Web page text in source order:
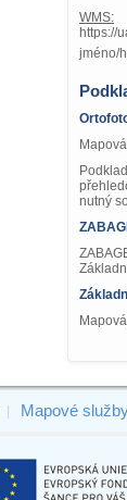
WMS:
https://
jméno/
nutný
Mapové